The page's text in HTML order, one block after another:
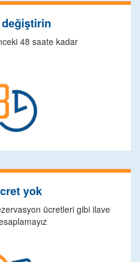
48 saate kadar
yok
ücretleri gibi ilave